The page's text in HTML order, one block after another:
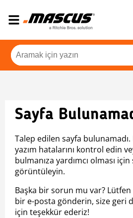
Sayfa
Talep edilen sayfa
yazım hatalarını kontrol edin
bulmanıza yardımcı olması
görüntüleyin.
Başka bir sorun mu var? Lütfen
bir e-posta gönderin, size geri
için teşekkür ederiz!